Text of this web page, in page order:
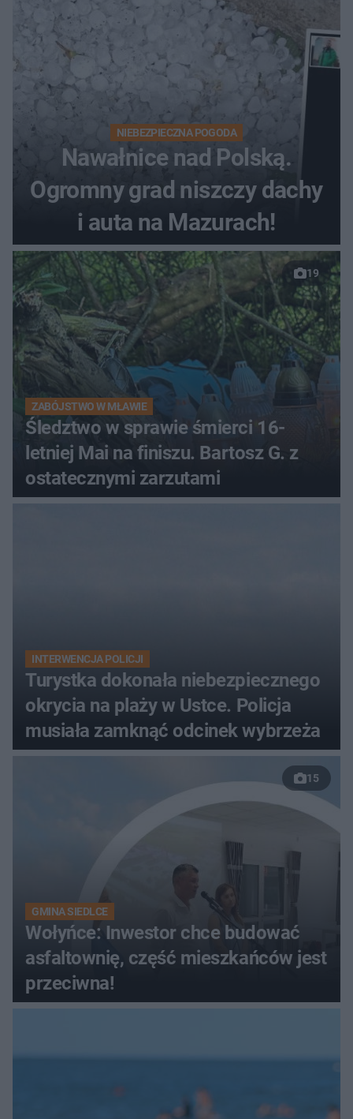
NIEBEZPIECZNA POGODA
Nawałnice nad Polską.
Ogromny grad niszczy dachy
i auta na Mazurach!
19
ZABÓJSTWO W MŁAWIE
Śledztwo w sprawie śmierci 16-
letniej Mai na finiszu. Bartosz G. z
ostatecznymi zarzutami
INTERWENCJA POLICJI
Turystka dokonała niebezpiecznego
okrycia na plaży w Ustce. Policja
musiała zamknąć odcinek wybrzeża
15
GMINA SIEDLCE
Wołyńce: Inwestor chce budować
asfaltownię, część mieszkańców jest
przeciwna!